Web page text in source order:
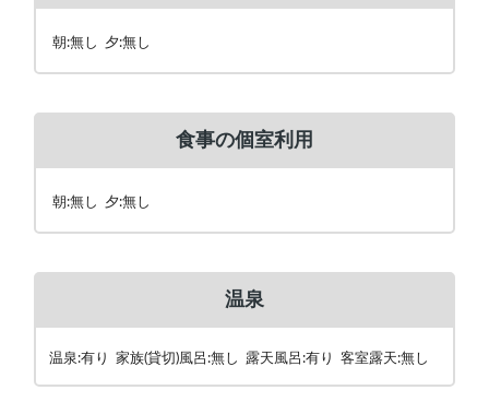
朝:無し 夕:無し
食事の個室利用
朝:無し 夕:無し
温泉
温泉:有り 家族(貸切)風呂:無し 露天風呂:有り 客室露天:無し